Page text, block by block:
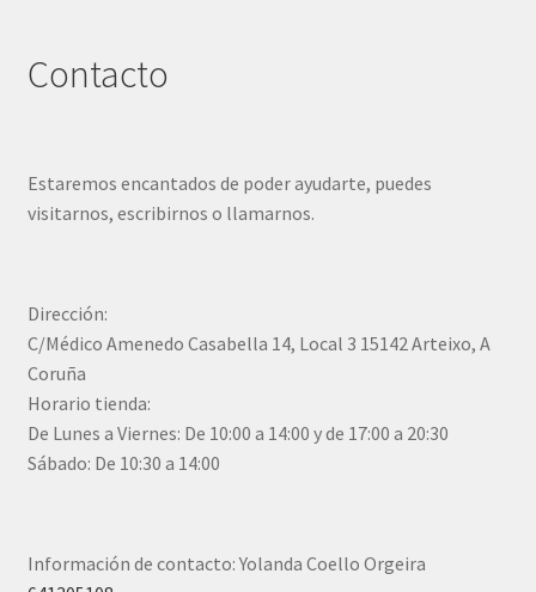
Contacto
Estaremos encantados de poder ayudarte, puedes
visitarnos, escribirnos o llamarnos.
Dirección:
C/Médico Amenedo Casabella 14, Local 3 15142 Arteixo, A
Coruña
Horario tienda:
De Lunes a Viernes: De 10:00 a 14:00 y de 17:00 a 20:30
Sábado: De 10:30 a 14:00
Información de contacto: Yolanda Coello Orgeira